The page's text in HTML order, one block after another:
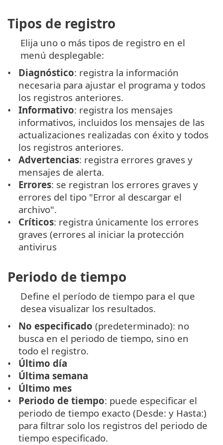
Tipos de registro
Elija uno o más tipos de registro en el
menú desplegable:
Diagnóstico: registra la información
necesaria para ajustar el programa y todos
los registros anteriores.
Informativo: registra los mensajes
informativos, incluidos los mensajes de las
actualizaciones realizadas con éxito y todos
los registros anteriores.
Advertencias: registra errores graves y
mensajes de alerta.
Errores: se registran los errores graves y
errores del tipo "Error al descargar el
archivo".
Críticos: registra únicamente los errores
graves (errores al iniciar la protección
antivirus
Periodo de tiempo
Define el período de tiempo para el que
desea visualizar los resultados.
No especificado (predeterminado): no
busca en el periodo de tiempo, sino en
todo el registro.
Último día
Última semana
Último mes
Periodo de tiempo: puede especificar el
periodo de tiempo exacto (Desde: y Hasta:)
para filtrar solo los registros del periodo de
tiempo especificado.